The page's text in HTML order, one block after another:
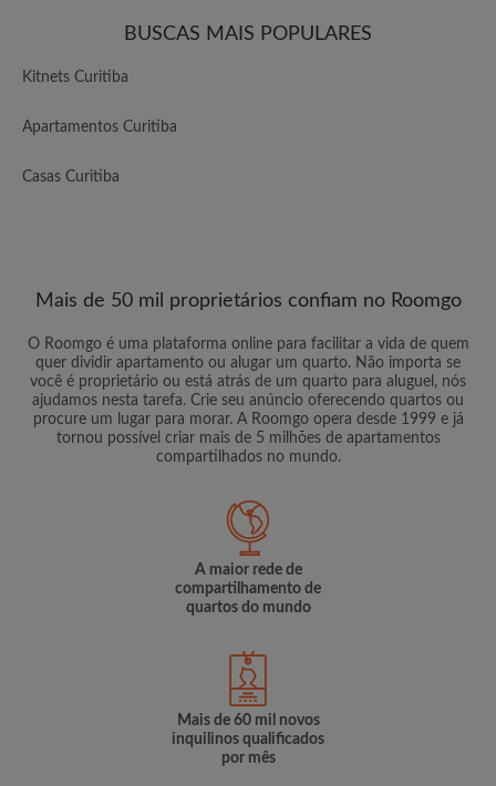
BUSCAS MAIS POPULARES
Kitnets Curitiba
Apartamentos Curitiba
Casas Curitiba
Mais de 50 mil proprietários confiam no Roomgo
O Roomgo é uma plataforma online para facilitar a vida de quem
quer dividir apartamento ou alugar um quarto. Não importa se
você é proprietário ou está atrás de um quarto para aluguel, nós
ajudamos nesta tarefa. Crie seu anúncio oferecendo quartos ou
procure um lugar para morar. A Roomgo opera desde 1999 e já
tornou possível criar mais de 5 milhões de apartamentos
compartilhados no mundo.
A maior rede de
compartilhamento de
quartos do mundo
Mais de 60 mil novos
inquilinos qualificados
por mês